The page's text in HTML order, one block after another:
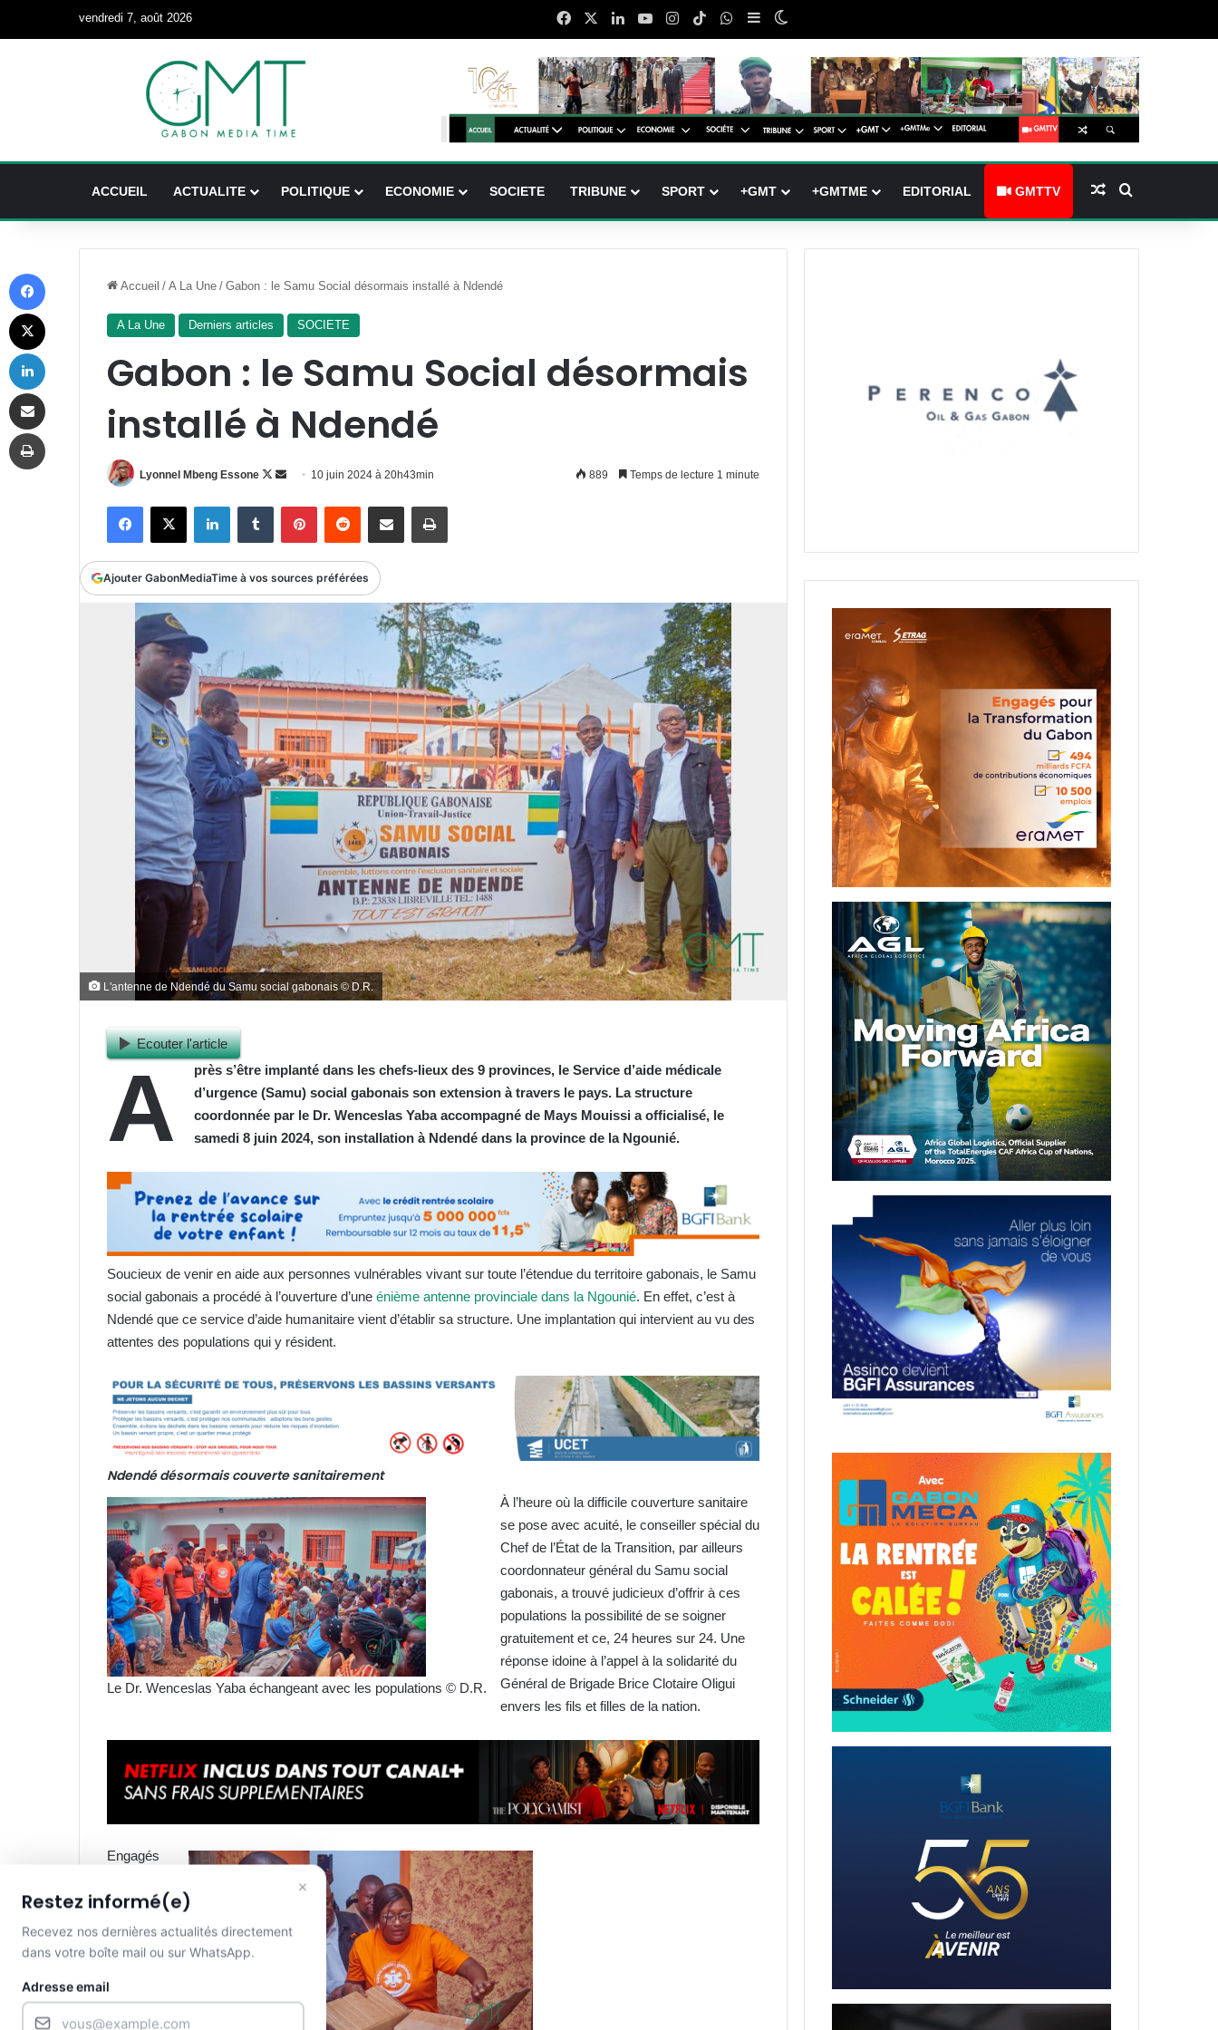
vendredi 7, août 2026 FacebookLinkedinYouTubeInstagram
TikTokWhatsApp
Sidebar (barre latérale)
ACCUEIL ACTUALITE POLITIQUE ECONOMIE SOCIETE TRIBUNE SPORT +GMT +GMTME EDITORIAL GMTTV Article Aléatoire
Accueil / A La Une / Gabon : le Samu Social désormais installé à Ndendé
A La Une Derniers articles SOCIETE
Gabon : le Samu Social désormais
installé à Ndendé
Lyonnel Mbeng Essone
Follow
Envoyer
courriel
10 juin 2024 à 20h43min 889 Temps de lecture 1 minute
FacebookX LinkedinTumblr PinterestReddit Partager par email Imprimer
Ajouter GabonMediaTime à vos sources préférées
L'antenne de Ndendé du Samu social gabonais © D.R.
Ecouter l'article
A
près s’être implanté dans les chefs-lieux des 9 provinces, le Service d’aide médicale
d’urgence (Samu) social gabonais son extension à travers le pays. La structure
coordonnée par le Dr. Wenceslas Yaba accompagné de Mays Mouissi a officialisé, le
samedi 8 juin 2024, son installation à Ndendé dans la province de la Ngounié.
Soucieux de venir en aide aux personnes vulnérables vivant sur toute l’étendue du territoire gabonais, le Samu
social gabonais a procédé à l’ouverture d’une énième antenne provinciale dans la Ngounié. En effet, c’est à
Ndendé que ce service d’aide humanitaire vient d’établir sa structure. Une implantation qui intervient au vu des
attentes des populations qui y résident.
Ndendé désormais couverte sanitairement
Le Dr. Wenceslas Yaba échangeant avec les populations © D.R.
À l’heure où la difficile couverture sanitaire
se pose avec acuité, le conseiller spécial du
Chef de l’État de la Transition, par ailleurs
coordonnateur général du Samu social
gabonais, a trouvé judicieux d’offrir à ces
populations la possibilité de se soigner
gratuitement et ce, 24 heures sur 24. Une
réponse idoine à l’appel à la solidarité du
Général de Brigade Brice Clotaire Oligui
envers les fils et filles de la nation.
Engagés
restauratio
n, Mays
Mouissi et
Wenceslas
×
Restez informé(e)
Recevez nos dernières actualités directement
dans votre boîte mail ou sur WhatsApp.
Adresse email